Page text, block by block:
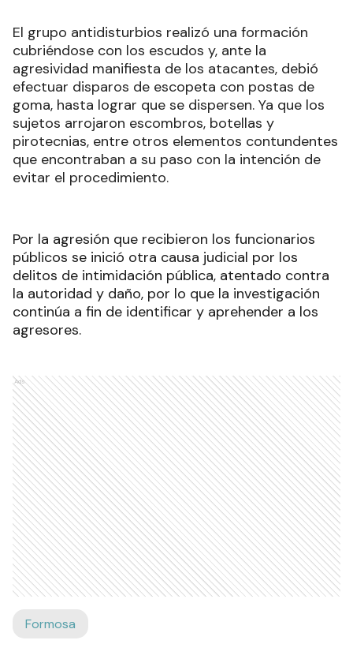
El grupo antidisturbios realizó una formación
cubriéndose con los escudos y, ante la
agresividad manifiesta de los atacantes, debió
efectuar disparos de escopeta con postas de
goma, hasta lograr que se dispersen. Ya que los
sujetos arrojaron escombros, botellas y
pirotecnias, entre otros elementos contundentes
que encontraban a su paso con la intención de
evitar el procedimiento.
Por la agresión que recibieron los funcionarios
públicos se inició otra causa judicial por los
delitos de intimidación pública, atentado contra
la autoridad y daño, por lo que la investigación
continúa a fin de identificar y aprehender a los
agresores.
Ads
Formosa